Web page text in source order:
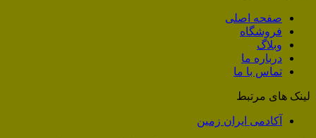
صفحه اصلی
فروشگاه
وبلاگ
درباره ما
تماس با ما
لینک های مرتبط
آکادمی ایران زمین